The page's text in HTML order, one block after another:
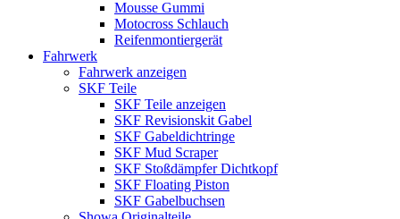
Mousse Gummi
Motocross Schlauch
Reifenmontiergerät
Fahrwerk
Fahrwerk anzeigen
SKF Teile
SKF Teile anzeigen
SKF Revisionskit Gabel
SKF Gabeldichtringe
SKF Mud Scraper
SKF Stoßdämpfer Dichtkopf
SKF Floating Piston
SKF Gabelbuchsen